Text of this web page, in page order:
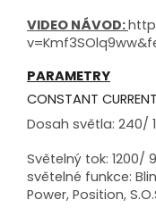
VIDEO NÁVOD:
PARAMETRY
CONSTANT CURRENT
Dosah světla: 240/
Světelný tok: 1200/
světelné funkce:
Power, Position,